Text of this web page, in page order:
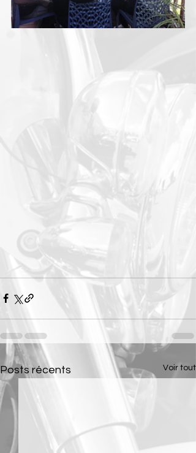
Posts récents Voir tout